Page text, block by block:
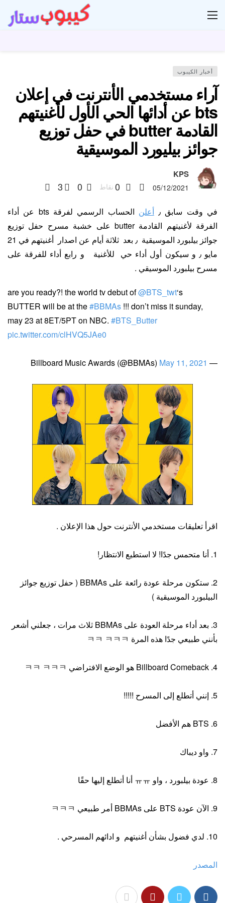
أخبار الكيبوب
آراء مستخدمي الأنترنت في إعلان
bts عن أدائها الحي الأول لأغنيتهم
القادمة butter في حفل توزيع
جوائز بيليورد الموسيقية
KPS
05/12/2021
0 نقاط 0
3
في وقت سابق ٫ أعلن
الحساب الرسمي لفرقة bts عن أداء
الفرقة لأغنيتهم القادمة butter على خشبة مسرح حفل توزيع
جوائز بيلبورد الموسيقية ٫ بعد ثلاثة أيام عن اصدار أغنيتهم في 21
مايو ٫ و سيكون أول أداء حي للأغنية و رابع أداء للفرقة على
مسرح بيلبورد الموسيقي .
are you ready?! the world tv debut of@BTS_twt‘s
BUTTER will be at the#BBMAs !!! don’t miss it sunday,
may 23 at 8ET/5PT on NBC. #BTS_Butter
pic.twitter.com/clHVQ5JAe0
— Billboard Music Awards (@BBMAs)
May 11, 2021
اقرأ تعليقات مستخدمي الأنترنت حول هذا الإعلان .
1. أنا متحمس جدًا! لا استطيع الانتظار!
2. ستكون مرحلة عودة رائعة على BBMAs ( حفل توزيع جوائز
البيلبورد الموسيقية )
3. بعد أداء مرحلة العودة على BBMAs ثلاث مرات ، جعلني أشعر
بأنني طبيعي جدًا هذه المرة ㅋㅋ ㅋㅋㅋ
4. Billboard Comeback هو الوضع الافتراضي ㅋㅋ ㅋㅋㅋ
5. إنني أتطلع إلى المسرح !!!!!
6. BTS هم الأفضل
7. واو ديباك
8. عودة بيلبورد ، واو ㅠㅠ أنا أتطلع إليها حقًا
9. الآن عودة BTS على BBMAs أمر طبيعي ㅋㅋㅋ
10. لدي فضول بشأن أغنيتهم ​​ و ادائهم المسرحي .
المصدر